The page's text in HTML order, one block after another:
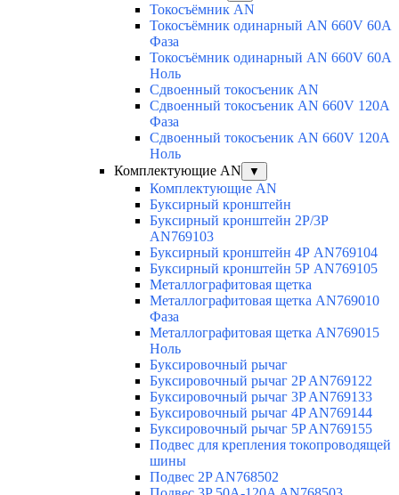
Токосъёмник AN
Токосъёмник одинарный AN 660V 60A
Фаза
Токосъёмник одинарный AN 660V 60A
Ноль
Сдвоенный токосъеник AN
Сдвоенный токосъеник AN 660V 120A
Фаза
Сдвоенный токосъеник AN 660V 120A
Ноль
Комплектующие AN
▼
Комплектующие AN
Буксирный кронштейн
Буксирный кронштейн 2Р/3Р
AN769103
Буксирный кронштейн 4Р AN769104
Буксирный кронштейн 5Р AN769105
Металлографитовая щетка
Металлографитовая щетка AN769010
Фаза
Металлографитовая щетка AN769015
Ноль
Буксировочный рычаг
Буксировочный рычаг 2P AN769122
Буксировочный рычаг 3P AN769133
Буксировочный рычаг 4P AN769144
Буксировочный рычаг 5P AN769155
Подвес для крепления токопроводящей
шины
Подвес 2P AN768502